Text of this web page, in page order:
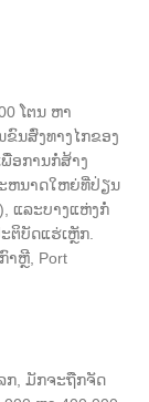
ໂຕນ ຫາ
ນສົ່ງທາງໄກຂອງ
ອການກໍ່ສ້າງ
ຫນາດໃຫຍ່ທີ່ປ່ຽນ
ແລະບາງແຫ່ງກໍ່
ຕິບັດແຮ່ເຫຼັກ.
າຫຼີ, Port
ກ, ມັກຈະຖືກຈັດ